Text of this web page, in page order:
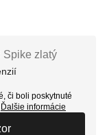
Spike zlatý
či boli poskytnuté
Ďalšie informácie